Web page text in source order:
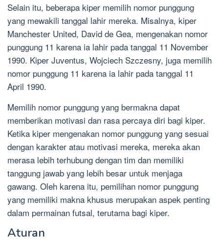
Selain itu, beberapa kiper memilih nomor punggung
yang mewakili tanggal lahir mereka. Misalnya, kiper
Manchester United, David de Gea, mengenakan nomor
punggung 11 karena ia lahir pada tanggal 11 November
1990. Kiper Juventus, Wojciech Szczesny, juga memilih
nomor punggung 11 karena ia lahir pada tanggal 11
April 1990.
Memilih nomor punggung yang bermakna dapat
memberikan motivasi dan rasa percaya diri bagi kiper.
Ketika kiper mengenakan nomor punggung yang sesuai
dengan karakter atau motivasi mereka, mereka akan
merasa lebih terhubung dengan tim dan memiliki
tanggung jawab yang lebih besar untuk menjaga
gawang. Oleh karena itu, pemilihan nomor punggung
yang memiliki makna khusus merupakan aspek penting
dalam permainan futsal, terutama bagi kiper.
Aturan